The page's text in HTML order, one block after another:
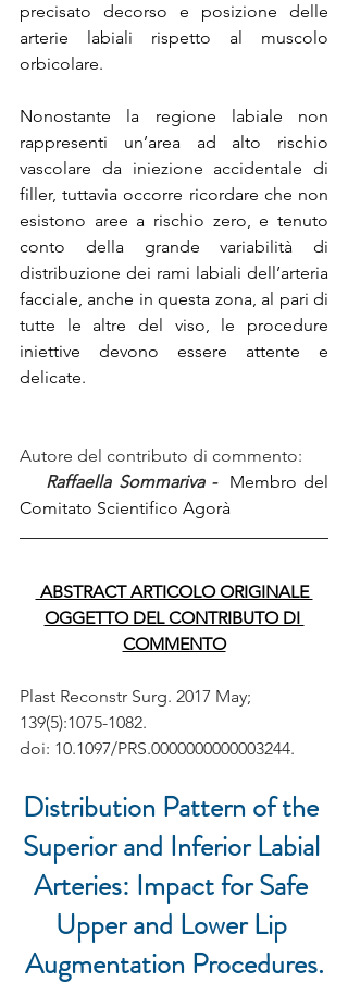
precisato decorso e posizione delle
arterie labiali rispetto al muscolo
orbicolare.
Nonostante la regione labiale non
rappresenti un’area ad alto rischio
vascolare da iniezione accidentale di
filler, tuttavia occorre ricordare che non
esistono aree a rischio zero, e tenuto
conto della grande variabilità di
distribuzione dei rami labiali dell’arteria
facciale, anche in questa zona, al pari di
tutte le altre del viso, le procedure
iniettive devono essere attente e
delicate.
Autore del contributo di commento:
  Raffaella Sommariva -
Membro del
Comitato Scientifico Agorà
ABSTRACT ARTICOLO ORIGINALE
OGGETTO DEL CONTRIBUTO DI
COMMENTO
Plast Reconstr Surg. 2017 May;
139(5):1075-1082.
doi: 10.1097/PRS.0000000000003244.
Distribution Pattern of the
Superior and Inferior Labial
Arteries: Impact for Safe
Upper and Lower Lip
Augmentation Procedures.